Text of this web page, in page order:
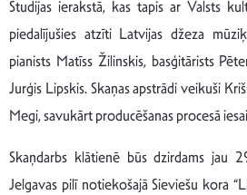
Studijas ierakstā, kas tapis ar Valsts
piedalījušies atzīti Latvijas džeza
pianists Matīss Žilinskis, basģitārists
Jurģis Lipskis. Skaņas apstrādi veikuši
Megi, savukārt producēšanas procesā
Skaņdarbs klātienē būs dzirdams jau
Jelgavas pilī notiekošajā Sieviešu kora